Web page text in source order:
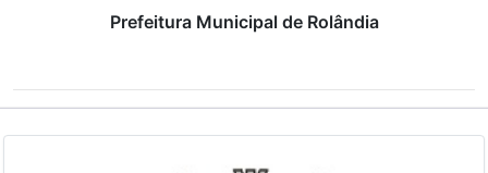
Prefeitura Municipal de Rolândia